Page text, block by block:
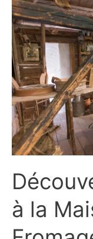
de
Roubaix
en
famille
à la